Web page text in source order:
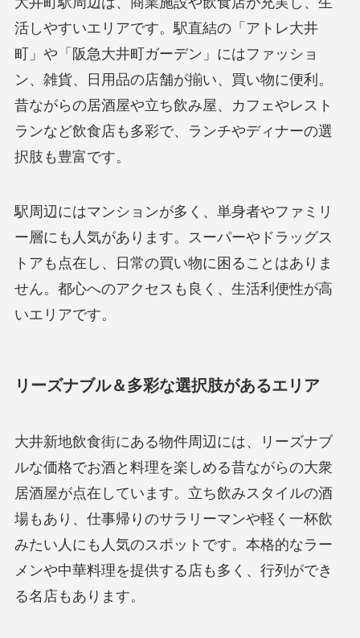
活しやすいエリアです。駅直結の「アトレ大井
町」や「阪急大井町ガーデン」にはファッショ
ン、雑貨、日用品の店舗が揃い、買い物に便利。
昔ながらの居酒屋や立ち飲み屋、カフェやレスト
ランなど飲食店も多彩で、ランチやディナーの選
択肢も豊富です。
駅周辺にはマンションが多く、単身者やファミリ
ー層にも人気があります。スーパーやドラッグス
トアも点在し、日常の買い物に困ることはありま
せん。都心へのアクセスも良く、生活利便性が高
いエリアです。
リーズナブル＆多彩な選択肢があるエリア
大井新地飲食街にある物件周辺には、リーズナブ
ルな価格でお酒と料理を楽しめる昔ながらの大衆
居酒屋が点在しています。立ち飲みスタイルの酒
場もあり、仕事帰りのサラリーマンや軽く一杯飲
みたい人にも人気のスポットです。本格的なラー
メンや中華料理を提供する店も多く、行列ができ
る名店もあります。